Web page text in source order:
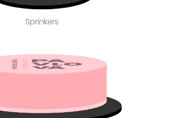
Sprinkers